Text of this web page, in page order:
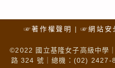
☞著作權聲明 ☞網站安
©2022 國立基隆女子高級中學
路 324 號｜總機：(02) 2427-